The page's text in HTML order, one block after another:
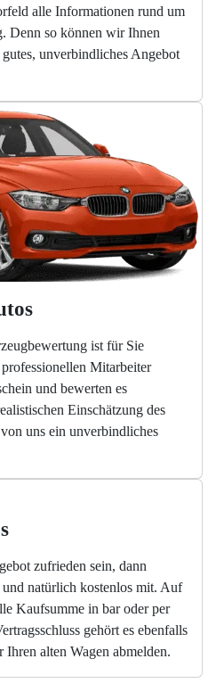
alle Informationen rund um
Denn so können wir Ihnen
unverbindliches Angebot
ist für Sie
Mitarbeiter
und bewerten es
Einschätzung des
uns ein unverbindliches
zufrieden sein, dann
natürlich kostenlos mit. Auf
Kaufsumme in bar oder per
gehört es ebenfalls
Ihren alten Wagen abmelden.